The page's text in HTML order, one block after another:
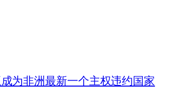
为非洲最新一个主权违约国家